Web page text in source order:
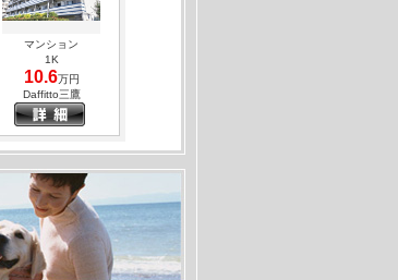
マンション
1K
10.6万円
Daffitto三鷹
央線 東小金井駅